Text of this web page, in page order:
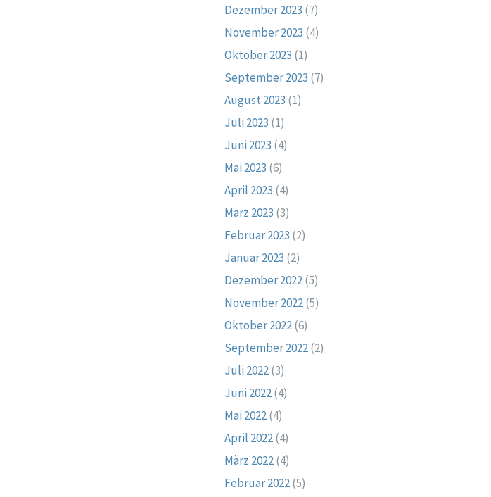
Dezember 2023 (7)
November 2023 (4)
Oktober 2023 (1)
September 2023 (7)
August 2023 (1)
Juli 2023 (1)
Juni 2023 (4)
Mai 2023 (6)
April 2023 (4)
März 2023 (3)
Februar 2023 (2)
Januar 2023 (2)
Dezember 2022(5)
November 2022(5)
Oktober 2022(6)
September 2022(2)
Juli 2022(3)
Juni 2022(4)
Mai 2022(4)
April 2022(4)
März 2022(4)
Februar 2022(5)